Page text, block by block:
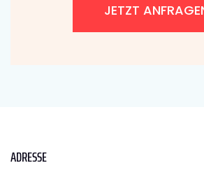
JETZT
ADRESSE